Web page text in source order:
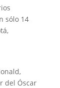
sólo 14
del Óscar